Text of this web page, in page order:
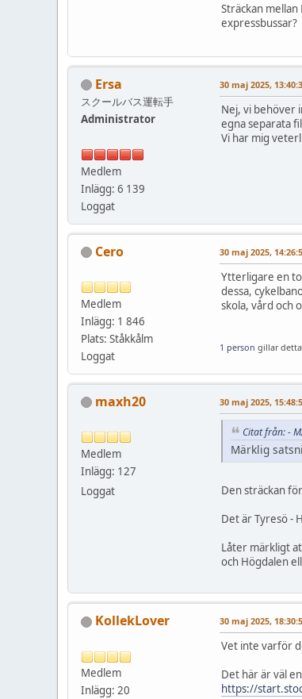
Sträckan
expressbussar?
Ersa
スクールバス運転手
Administrator
Medlem
Inlägg: 6 139
Loggat
30 maj 2025,
Nej, vi behöver
egna separata
Vi har mig
Cero
Medlem
Inlägg: 1 846
Plats: Ståkkålm
Loggat
30 maj 2025,
Ytterligare en
dessa,
skola, vård och
1 person gillar detta.
maxh20
Medlem
Inlägg: 127
Loggat
30 maj 2025,
Citat från: -
Märklig
Den sträckan
Det är Tyresö -
Låter märkligt
och Högdalen
KollekLover
Medlem
Inlägg: 20
30 maj 2025,
Vet inte varför
Det här är väl
https://